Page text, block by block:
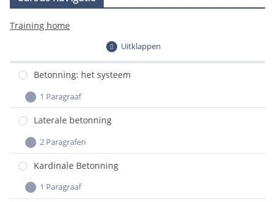
Links en rechts
0% voltooid
0/1 stappen
Kleuren en toptekens
Training home
Uitklappen
Betonning: het systeem
1 Paragraaf
Legenda Waterkaarten (ANWB)
Laterale betonning
2 Paragrafen
Scheidingstonnen
Links en rechts
Kardinale Betonning
1 Paragraaf